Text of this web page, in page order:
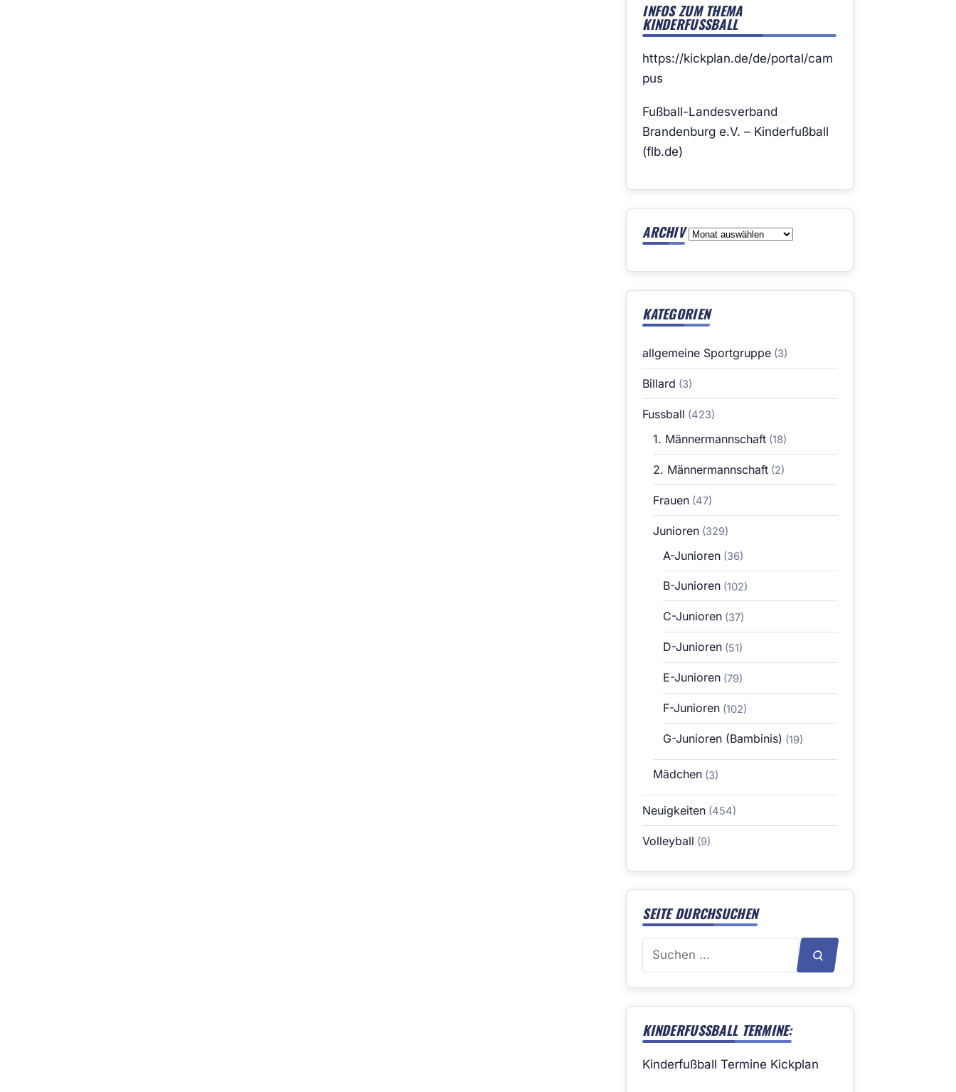
INFOS ZUM THEMA
KINDERFUSSBALL
https://kickplan.de/de/portal/cam
pus
Fußball-Landesverband
Brandenburg e.V. – Kinderfußball
(flb.de)
ARCHIV Archiv
KATEGORIEN
allgemeine Sportgruppe (3)
Billard (3)
Fussball (423)
1. Männermannschaft(18)
2. Männermannschaft(2)
Frauen(47)
Junioren(329)
A-Junioren (36)
B-Junioren (102)
C-Junioren (37)
D-Junioren (51)
E-Junioren (79)
F-Junioren (102)
G-Junioren (Bambinis) (19)
Mädchen(3)
Neuigkeiten (454)
Volleyball (9)
SEITE DURCHSUCHEN
Suchen
SUCHEN
KINDERFUSSBALL TERMINE:
Kinderfußball Termine Kickplan